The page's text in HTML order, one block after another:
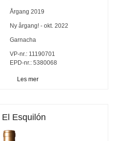
Årgang 2019
Ny årgang! - okt. 2022
Garnacha
VP-nr.:11190701
EPD-nr.: 5380068
Les mer
Esquilón